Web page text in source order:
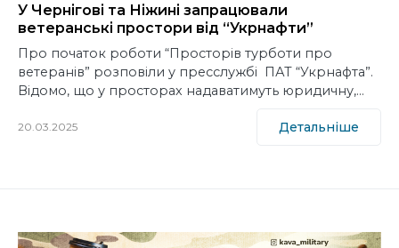
У Чернігові та Ніжині запрацювали
ветеранські простори від “Укрнафти”
Про початок роботи “Просторів турботи про
ветеранів” розповіли у пресслужбі ПАТ “Укрнафта”.
Відомо, що у просторах надаватимуть юридичну,…
20.03.2025 Детальніше